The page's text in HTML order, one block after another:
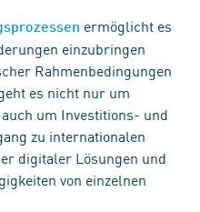
ermöglicht es
einzubringen
Rahmenbedingungen
es nicht nur um
um Investitions- und
zu internationalen
digitaler Lösungen und
von einzelnen